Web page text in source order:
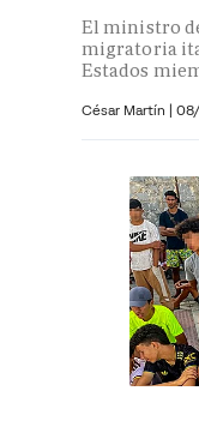
El ministro
migratoria
Estados
César Martín |